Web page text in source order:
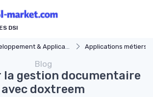
DSI
& Applications Applications métiers
Blog
la gestion documentaire
avec doxtreem
des cookies